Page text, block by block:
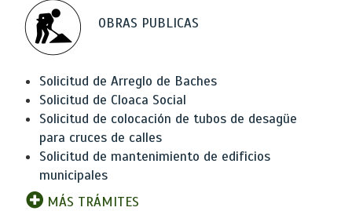
OBRAS PUBLICAS
Solicitud de Arreglo de Baches
Solicitud de Cloaca Social
Solicitud de colocación de tubos de desagüe
para cruces de calles
Solicitud de mantenimiento de edificios
municipales
MÁS TRÁMITES